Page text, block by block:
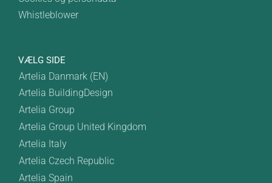
Whistleblower
VÆLG SIDE
Artelia Danmark (EN)
Artelia BuildingDesign
Artelia Group
Artelia Group United Kingdom
Artelia Italy
Artelia Czech Republic
Artelia Spain